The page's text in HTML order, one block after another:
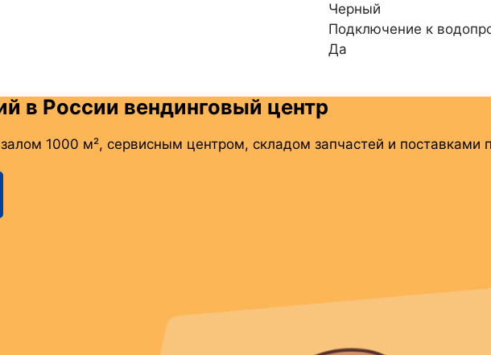
Черный
Подключение к
Да
в России вендинговый центр
1000 м², сервисным центром, складом запчастей и поставками